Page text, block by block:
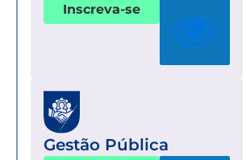
Inscreva-se
Gestão Pública